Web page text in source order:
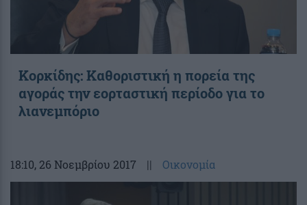
Κορκίδης: Καθοριστική η πορεία της
αγοράς την εορταστική περίοδο για το
λιανεμπόριο
18:10, 26 Νοεμβρίου 2017 || Οικονομία